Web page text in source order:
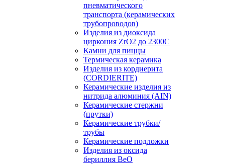
пневматического
транспорта (керамических
трубопроводов)
Изделия из диоксида
циркония ZrO2 до 2300С
Камни для пиццы
Термическая керамика
Изделия из кордиерита
(CORDIERITE)
Керамические изделия из
нитрида алюминия (AIN)
Керамические стержни
(прутки)
Керамические трубки/
трубы
Керамические подложки
Изделия из оксида
бериллия BeO